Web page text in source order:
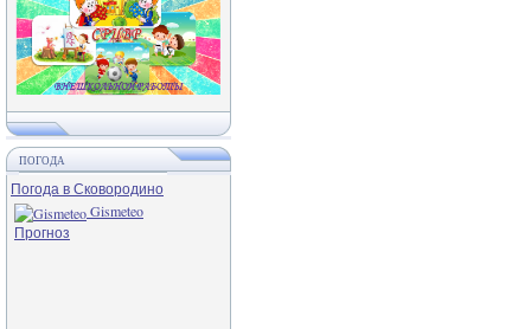
ПОГОДА
Погода в Сковородино
Gismeteo
Прогноз